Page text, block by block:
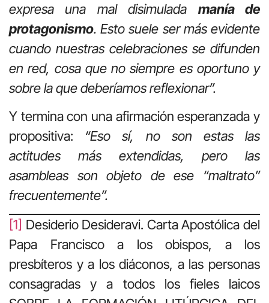
expresa una mal disimulada manía de
protagonismo. Esto suele ser más evidente
cuando nuestras celebraciones se difunden
en red, cosa que no siempre es oportuno y
sobre la que deberíamos reflexionar”.
Y termina con una afirmación esperanzada y
propositiva: “Eso sí, no son estas las
actitudes más extendidas, pero las
asambleas son objeto de ese “maltrato”
frecuentemente”.
[1] Desiderio Desideravi. Carta Apostólica del
Papa Francisco a los obispos, a los
presbíteros y a los diáconos, a las personas
consagradas y a todos los fieles laicos